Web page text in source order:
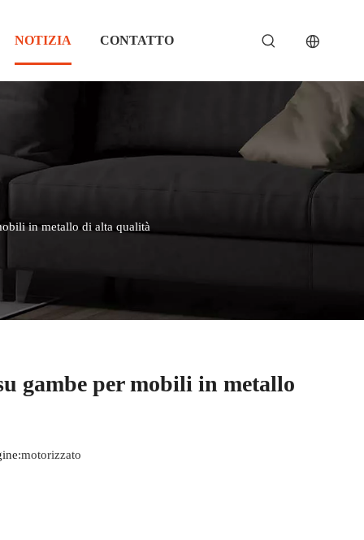
NOTIZIA CONTATTO
in metallo di alta qualità
gambe per mobili in metallo
motorizzato